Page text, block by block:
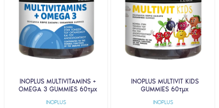
INOPLUS
INOPLUS MULTIVITAMINS +
OMEGA 3 GUMMIES 60τμχ
INOPLUS
INOPLUS MULTIVIT KIDS
GUMMIES 60τμχ